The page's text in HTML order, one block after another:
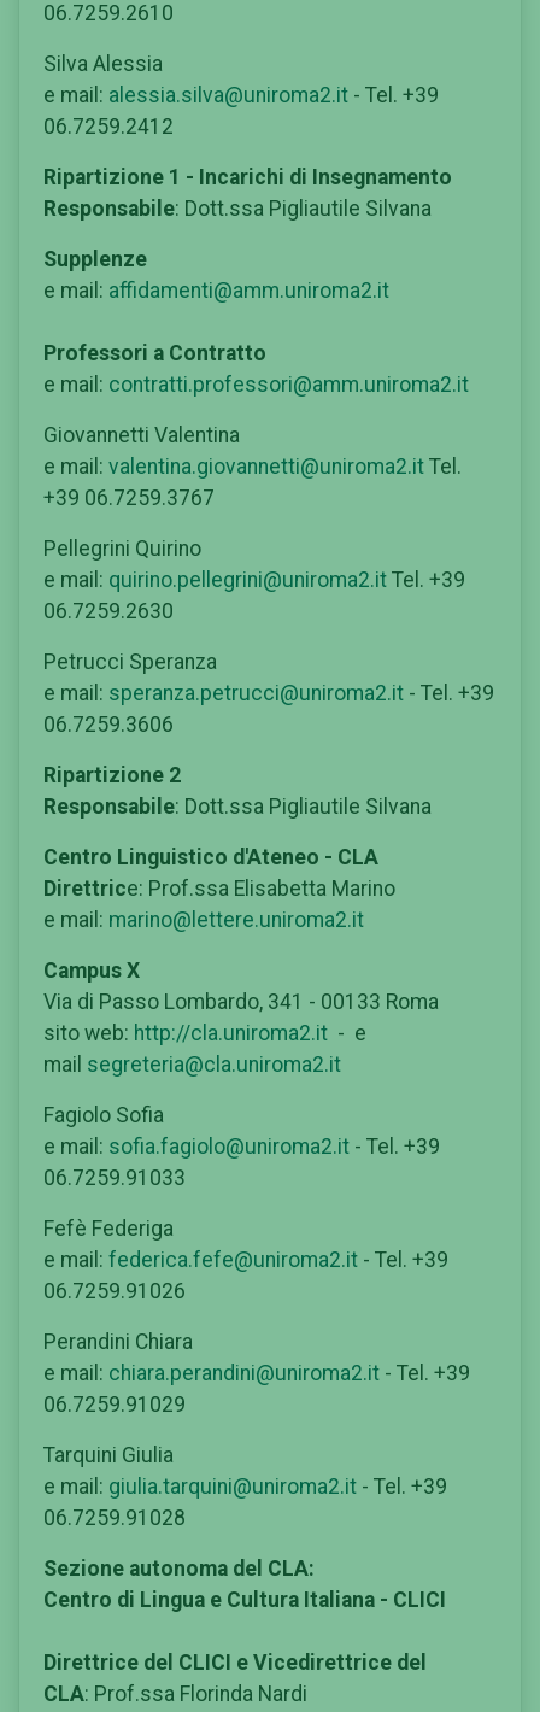
06.7259.2610
Silva Alessia
e mail: alessia.silva@uniroma2.it - Tel. +39
06.7259.2412
Ripartizione 1 - Incarichi di Insegnamento
Responsabile: Dott.ssa Pigliautile Silvana
Supplenze
e mail: affidamenti@amm.uniroma2.it
Professori a Contratto
e mail: contratti.professori@amm.uniroma2.it
Giovannetti Valentina
e mail: valentina.giovannetti@uniroma2.it Tel.
+39 06.7259.3767
Pellegrini Quirino
e mail: quirino.pellegrini@uniroma2.it Tel. +39
06.7259.2630
Petrucci Speranza
e mail: speranza.petrucci@uniroma2.it - Tel. +39
06.7259.3606
Ripartizione 2
Responsabile: Dott.ssa Pigliautile Silvana
Centro Linguistico d'Ateneo - CLA
Direttrice: Prof.ssa Elisabetta Marino
e mail: marino@lettere.uniroma2.it
Campus X
Via di Passo Lombardo, 341 - 00133 Roma
sito web: http://cla.uniroma2.it - e
mail segreteria@cla.uniroma2.it
Fagiolo Sofia
e mail: sofia.fagiolo@uniroma2.it - Tel. +39
06.7259.91033
Fefè Federiga
e mail: federica.fefe@uniroma2.it - Tel. +39
06.7259.91026
Perandini Chiara
e mail: chiara.perandini@uniroma2.it - Tel. +39
06.7259.91029
Tarquini Giulia
e mail: giulia.tarquini@uniroma2.it - Tel. +39
06.7259.91028
Sezione autonoma del CLA:
Centro di Lingua e Cultura Italiana - CLICI
Direttrice del CLICI e Vicedirettrice del
CLA: Prof.ssa Florinda Nardi